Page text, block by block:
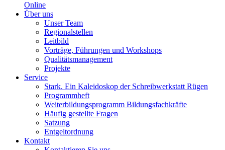
Online
Über uns
Unser Team
Regionalstellen
Leitbild
Vorträge, Führungen und Workshops
Qualitätsmanagement
Projekte
Service
Stark. Ein Kaleidoskop der Schreibwerkstatt Rügen
Programmheft
Weiterbildungsprogramm Bildungsfachkräfte
Häufig gestellte Fragen
Satzung
Entgeltordnung
Kontakt